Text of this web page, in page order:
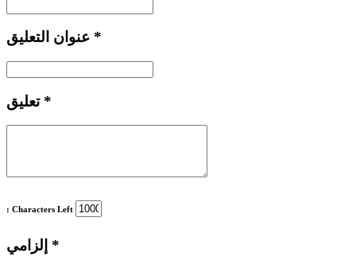
*
تعليق *
: Characters Left
*